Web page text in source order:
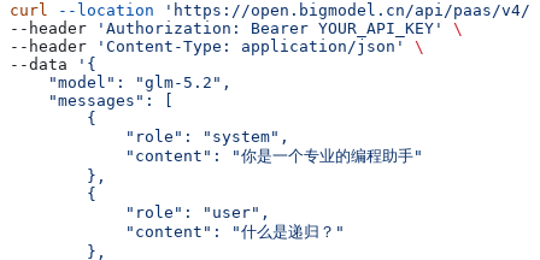
curl --location 'https://open.bigmodel.cn/api/paas/v4/
--header
'Authorization: Bearer YOUR_API_KEY'
\
--header
'Content-Type: application/json'
\
--data
'{
    "model": "glm-5.2",
    "messages": [
        {
            "role": "system",
            "content": "你是一个专业的编程助手"
        },
        {
            "role": "user",
            "content": "什么是递归？"
        },